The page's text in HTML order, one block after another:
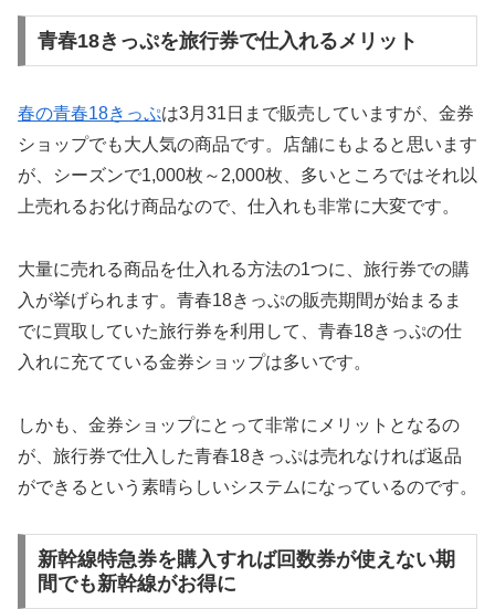
青春18きっぷを旅行券で仕入れるメリット
春の青春18きっぷは3月31日まで販売していますが、金券
ショップでも大人気の商品です。店舗にもよると思います
が、シーズンで1,000枚～2,000枚、多いところではそれ以
上売れるお化け商品なので、仕入れも非常に大変です。
大量に売れる商品を仕入れる方法の1つに、旅行券での購
入が挙げられます。青春18きっぷの販売期間が始まるま
でに買取していた旅行券を利用して、青春18きっぷの仕
入れに充てている金券ショップは多いです。
しかも、金券ショップにとって非常にメリットとなるの
が、旅行券で仕入した青春18きっぷは売れなければ返品
ができるという素晴らしいシステムになっているのです。
新幹線特急券を購入すれば回数券が使えない期
間でも新幹線がお得に